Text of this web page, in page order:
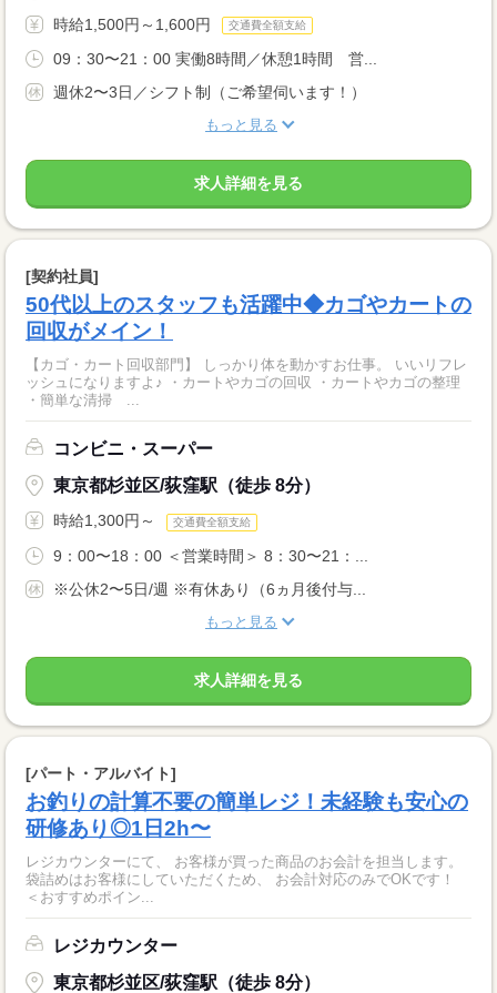
時給1,500円～1,600円 交通費全額支給
09：30〜21：00 実働8時間／休憩1時間 営...
週休2〜3日／シフト制（ご希望伺います！）
もっと見る
求人詳細を見る
[契約社員]
50代以上のスタッフも活躍中◆カゴやカートの
回収がメイン！
【カゴ・カート回収部門】 しっかり体を動かすお仕事。 いいリフレ
ッシュになりますよ♪ ・カートやカゴの回収 ・カートやカゴの整理
・簡単な清掃 ...
コンビニ・スーパー
東京都杉並区/荻窪駅（徒歩 8分）
時給1,300円～ 交通費全額支給
9：00〜18：00 ＜営業時間＞ 8：30〜21：...
※公休2〜5日/週 ※有休あり（6ヵ月後付与...
もっと見る
求人詳細を見る
[パート・アルバイト]
お釣りの計算不要の簡単レジ！未経験も安心の
研修あり◎1日2h〜
レジカウンターにて、 お客様が買った商品のお会計を担当します。
袋詰めはお客様にしていただくため、 お会計対応のみでOKです！
＜おすすめポイン...
レジカウンター
東京都杉並区/荻窪駅（徒歩 8分）